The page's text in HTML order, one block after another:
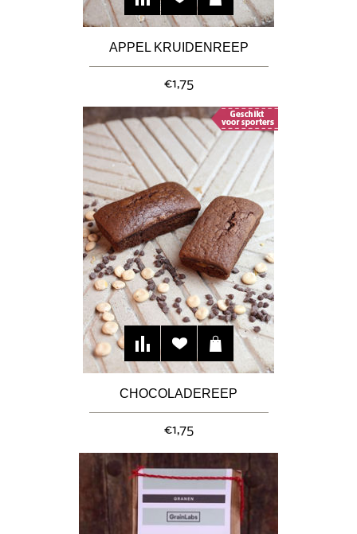
APPEL KRUIDENREEP
€1,75
CHOCOLADEREEP
€1,75